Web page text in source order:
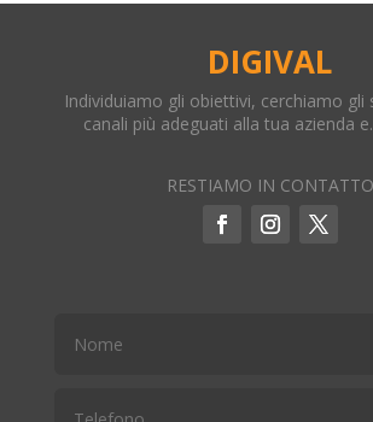
DIGIVAL
Individuiamo gli obiettivi, cerchiamo gli
canali più adeguati alla tua azienda
RESTIAMO IN CONTATTO